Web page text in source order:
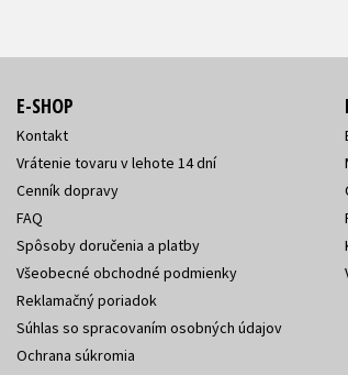
E-SHOP
Kontakt
Vrátenie tovaru v lehote 14 dní
Cenník dopravy
FAQ
Spôsoby doručenia a platby
Všeobecné obchodné podmienky
Reklamačný poriadok
Súhlas so spracovaním osobných údajov
Ochrana súkromia